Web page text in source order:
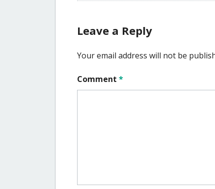
Leave a Reply
Your email address will not be
Comment *